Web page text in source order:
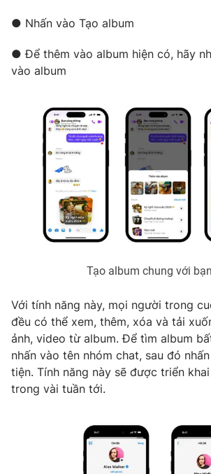
VTV Sức khoẻ Bất động
VTV4 Vươn
VTV8
Liên hệ tòa soạn English
Theo dõi báo trên
Cơ quan chủ quản:Đài Truyền hình Việt
Giấy phép hoạt động báo in và báo điện tử
cấp ngày 29/12/2023
Vũ Thanh Thủy
● Nhấn vào Tạo album
● Để thêm vào album hiện có, hãy
vào album
Tạo album chung với
Với tính năng này, mọi người trong
đều có thể xem, thêm, xóa và tải
ảnh, video từ album. Để tìm album
nhấn vào tên nhóm chat, sau đó
tiện. Tính năng này sẽ được triển
trong vài tuần tới.